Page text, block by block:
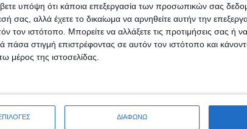
υπόψη ότι κάποια επεξεργασία των προσωπικών σας
σας, αλλά έχετε το δικαίωμα να αρνηθείτε αυτήν την
τον ιστότοπο. Μπορείτε να αλλάξετε τις προτιμήσεις σας ή
στιγμή επιστρέφοντας σε αυτόν τον ιστότοπο και
μέρος της ιστοσελίδας.
ΔΙΑΦΩΝΩ